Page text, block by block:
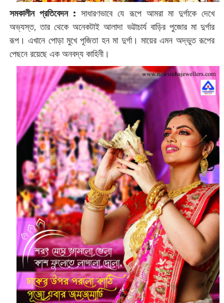
সমকালীন প্রতিবেদন : সাধারণভাবে যে রূপে আমরা মা দুর্গাকে দেখে
অভ্যস্ত, তার থেকে অনেকটাই আলাদা ভট্টাচার্য বাড়ির পুজোর মা দুর্গার
রূপ। এখানে পোড়া মুখে পূজিতা হন মা দুর্গা। মায়ের এমন অদ্ভুত রূপের
পেছনে রয়েছে এক অনবদ্য কাহিনী।